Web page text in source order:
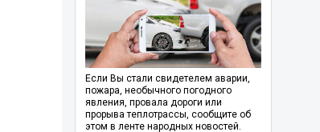
Если Вы стали свидетелем аварии,
пожара, необычного погодного
явления, провала дороги или
прорыва теплотрассы, сообщите об
этом в ленте народных новостей.